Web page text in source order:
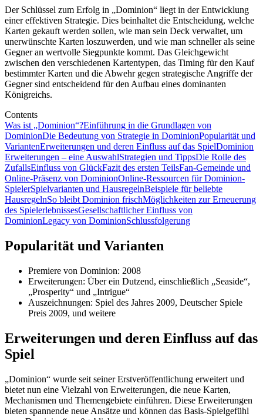
Der Schlüssel zum Erfolg in „Dominion“ liegt in der Entwicklung
einer effektiven Strategie. Dies beinhaltet die Entscheidung, welche
Karten gekauft werden sollen, wie man sein Deck verwaltet, um
unerwünschte Karten loszuwerden, und wie man schneller als seine
Gegner an wertvolle Siegpunkte kommt. Das Gleichgewicht
zwischen den verschiedenen Kartentypen, das Timing für den Kauf
bestimmter Karten und die Abwehr gegen strategische Angriffe der
Gegner sind entscheidend für den Aufbau eines dominanten
Königreichs.
Contents
Was ist „Dominion“?Einführung in die Grundlagen von
DominionDie Bedeutung von Strategie in DominionPopularität und
VariantenErweiterungen und deren Einfluss auf das SpielDominion
Erweiterungen – eine AuswahlStrategien und TippsDie Rolle des
ZufallsEinfluss von GlückFazit des ersten TeilsFan-Gemeinde und
Online-Präsenz von DominionOnline-Ressourcen für Dominion-
SpielerSpielvarianten und HausregelnBeispiele für beliebte
HausregelnSo bleibt Dominion frischMöglichkeiten zur Erneuerung
des SpielerlebnissesGesellschaftlicher Einfluss von
DominionLegacy von DominionSchlussfolgerung
Popularität und Varianten
Premiere von Dominion: 2008
Erweiterungen: Über ein Dutzend, einschließlich „Seaside“,
„Prosperity“ und „Intrigue“
Auszeichnungen: Spiel des Jahres 2009, Deutscher Spiele
Preis 2009, und weitere
Erweiterungen und deren Einfluss auf das
Spiel
„Dominion“ wurde seit seiner Erstveröffentlichung erweitert und
bietet nun eine Vielzahl von Erweiterungen, die neue Karten,
Mechanismen und Themengebiete einführen. Diese Erweiterungen
bieten spannende neue Ansätze und können das Basis-Spielgefühl